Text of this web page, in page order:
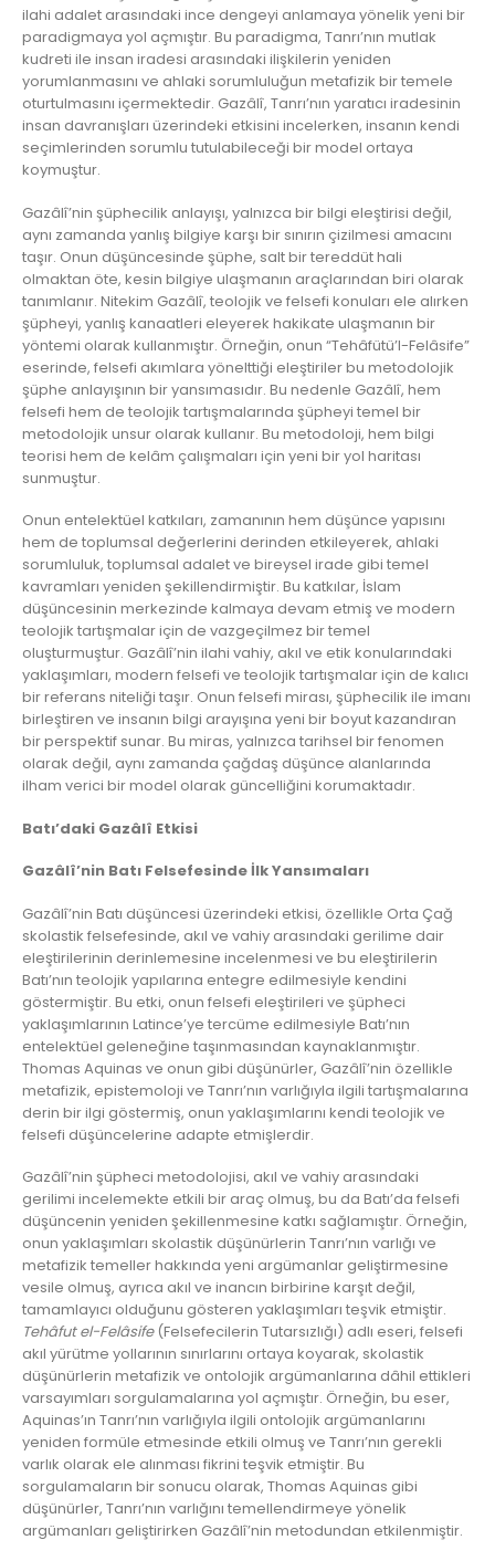
ilahi adalet arasındaki ince dengeyi anlamaya yönelik yeni bir
paradigmaya yol açmıştır. Bu paradigma, Tanrı’nın mutlak
kudreti ile insan iradesi arasındaki ilişkilerin yeniden
yorumlanmasını ve ahlaki sorumluluğun metafizik bir temele
oturtulmasını içermektedir. Gazâlî, Tanrı’nın yaratıcı iradesinin
insan davranışları üzerindeki etkisini incelerken, insanın kendi
seçimlerinden sorumlu tutulabileceği bir model ortaya
koymuştur.
Gazâlî’nin şüphecilik anlayışı, yalnızca bir bilgi eleştirisi değil,
aynı zamanda yanlış bilgiye karşı bir sınırın çizilmesi amacını
taşır. Onun düşüncesinde şüphe, salt bir tereddüt hali
olmaktan öte, kesin bilgiye ulaşmanın araçlarından biri olarak
tanımlanır. Nitekim Gazâlî, teolojik ve felsefi konuları ele alırken
şüpheyi, yanlış kanaatleri eleyerek hakikate ulaşmanın bir
yöntemi olarak kullanmıştır. Örneğin, onun “Tehâfütü’l-Felâsife”
eserinde, felsefi akımlara yönelttiği eleştiriler bu metodolojik
şüphe anlayışının bir yansımasıdır. Bu nedenle Gazâlî, hem
felsefi hem de teolojik tartışmalarında şüpheyi temel bir
metodolojik unsur olarak kullanır. Bu metodoloji, hem bilgi
teorisi hem de kelâm çalışmaları için yeni bir yol haritası
sunmuştur.
Onun entelektüel katkıları, zamanının hem düşünce yapısını
hem de toplumsal değerlerini derinden etkileyerek, ahlaki
sorumluluk, toplumsal adalet ve bireysel irade gibi temel
kavramları yeniden şekillendirmiştir. Bu katkılar, İslam
düşüncesinin merkezinde kalmaya devam etmiş ve modern
teolojik tartışmalar için de vazgeçilmez bir temel
oluşturmuştur. Gazâlî’nin ilahi vahiy, akıl ve etik konularındaki
yaklaşımları, modern felsefi ve teolojik tartışmalar için de kalıcı
bir referans niteliği taşır. Onun felsefi mirası, şüphecilik ile imanı
birleştiren ve insanın bilgi arayışına yeni bir boyut kazandıran
bir perspektif sunar. Bu miras, yalnızca tarihsel bir fenomen
olarak değil, aynı zamanda çağdaş düşünce alanlarında
ilham verici bir model olarak güncelliğini korumaktadır.
Batı’daki Gazâlî Etkisi
Gazâlî’nin Batı Felsefesinde İlk Yansımaları
Gazâlî’nin Batı düşüncesi üzerindeki etkisi, özellikle Orta Çağ
skolastik felsefesinde, akıl ve vahiy arasındaki gerilime dair
eleştirilerinin derinlemesine incelenmesi ve bu eleştirilerin
Batı’nın teolojik yapılarına entegre edilmesiyle kendini
göstermiştir. Bu etki, onun felsefi eleştirileri ve şüpheci
yaklaşımlarının Latince’ye tercüme edilmesiyle Batı’nın
entelektüel geleneğine taşınmasından kaynaklanmıştır.
Thomas Aquinas ve onun gibi düşünürler, Gazâlî’nin özellikle
metafizik, epistemoloji ve Tanrı’nın varlığıyla ilgili tartışmalarına
derin bir ilgi göstermiş, onun yaklaşımlarını kendi teolojik ve
felsefi düşüncelerine adapte etmişlerdir.
Gazâlî’nin şüpheci metodolojisi, akıl ve vahiy arasındaki
gerilimi incelemekte etkili bir araç olmuş, bu da Batı’da felsefi
düşüncenin yeniden şekillenmesine katkı sağlamıştır. Örneğin,
onun yaklaşımları skolastik düşünürlerin Tanrı’nın varlığı ve
metafizik temeller hakkında yeni argümanlar geliştirmesine
vesile olmuş, ayrıca akıl ve inancın birbirine karşıt değil,
tamamlayıcı olduğunu gösteren yaklaşımları teşvik etmiştir.
Tehâfut el-Felâsife(Felsefecilerin Tutarsızlığı) adlı eseri, felsefi
akıl yürütme yollarının sınırlarını ortaya koyarak, skolastik
düşünürlerin metafizik ve ontolojik argümanlarına dâhil ettikleri
varsayımları sorgulamalarına yol açmıştır. Örneğin, bu eser,
Aquinas’ın Tanrı’nın varlığıyla ilgili ontolojik argümanlarını
yeniden formüle etmesinde etkili olmuş ve Tanrı’nın gerekli
varlık olarak ele alınması fikrini teşvik etmiştir. Bu
sorgulamaların bir sonucu olarak, Thomas Aquinas gibi
düşünürler, Tanrı’nın varlığını temellendirmeye yönelik
argümanları geliştirirken Gazâlî’nin metodundan etkilenmiştir.